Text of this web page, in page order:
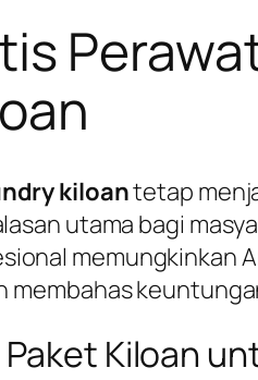
kiloantetap
utama bagi
memungkinkan
membahas
Kiloan